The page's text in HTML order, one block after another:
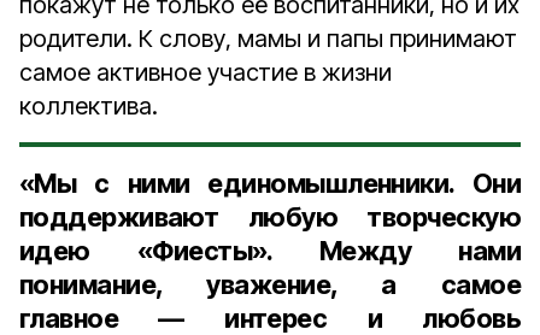
родители. К слову, мамы и папы принимают
самое активное участие в жизни
коллектива.
«Мы с ними единомышленники. Они
поддерживают любую творческую
идею «Фиесты». Между нами
понимание, уважение, а самое
главное — интерес и любовь